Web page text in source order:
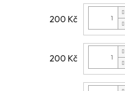
200 Kč
200 Kč